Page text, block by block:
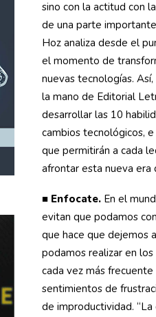
sino con la actitud con
de una parte
Hoz analiza desde el
el momento de
nuevas tecnologías.
la mano de Editorial
desarrollar las 10
cambios tecnológicos,
que permitirán a cada
afrontar esta nueva era
■ Enfocate. En el
evitan que podamos
que hace que dejemos
podamos realizar en
cada vez más
sentimientos de
de improductividad.